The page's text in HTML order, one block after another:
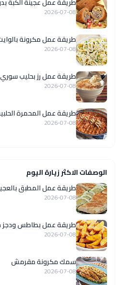
2026-07-08
طريقة عمل مكرونة
2026-07-08
طريقة عمل رز بحليب سوري بـ 5
2026-07-08
طريقة عمل المحمرة
2026-07-08
الوصفات الاكثر زيارة اليوم
طريقة عمل المطبق
2026-07-08
طريقة عمل بطاطس ودجز
2026-07-08
سمك مكرونة مقرمش
2026-07-08